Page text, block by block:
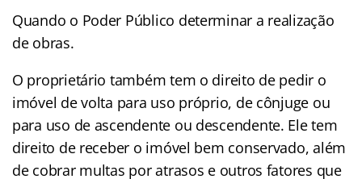
Quando o Poder Público determinar a realização
de obras.
O proprietário também tem o direito de pedir o
imóvel de volta para uso próprio, de cônjuge ou
para uso de ascendente ou descendente. Ele tem
direito de receber o imóvel bem conservado, além
de cobrar multas por atrasos e outros fatores que